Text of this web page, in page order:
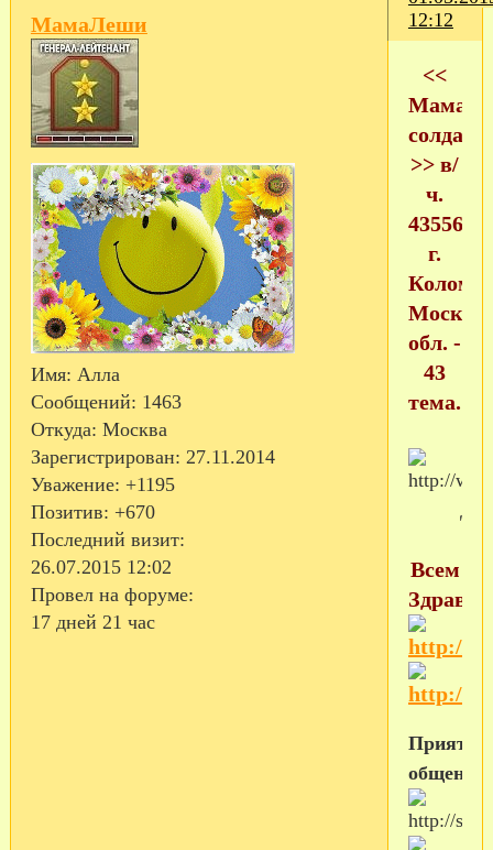
12:12
МамаЛеши
Имя: Алла
Сообщений: 1463
Откуда: Москва
Зарегистрирован: 27.11.2014
Уважение: +1195
Позитив: +670
Последний визит:
26.07.2015 12:02
Провел на форуме:
17 дней 21 час
<<
Мама
солдата
>> в/
ч.
43556
г.
Моск.
обл. -
43
тема.
Всем